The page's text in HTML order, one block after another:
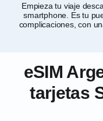
Empieza tu viaje
smartphone. Es tu
complicaciones, con
eSIM
tarjetas